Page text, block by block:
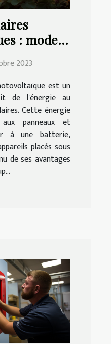
: mode
2023
est un
de l'énergie au
Cette énergie
panneaux et
à une batterie,
placés sous
de ses avantages